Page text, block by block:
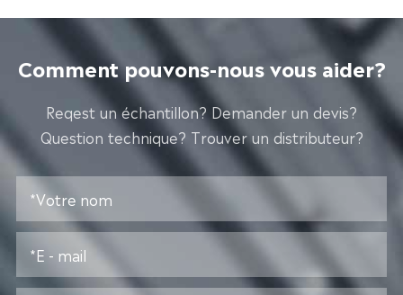
Comment pouvons-nous vous aider?
Reqest un échantillon? Demander un devis?
Question technique? Trouver un distributeur?